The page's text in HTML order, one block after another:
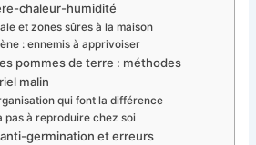
chaleur-humidité
et zones sûres à la maison
: ennemis à apprivoiser
pommes de terre : méthodes
malin
qui font la différence
pas à reproduire chez soi
germination et erreurs